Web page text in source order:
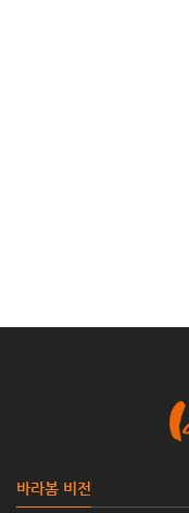
바라봄 비전